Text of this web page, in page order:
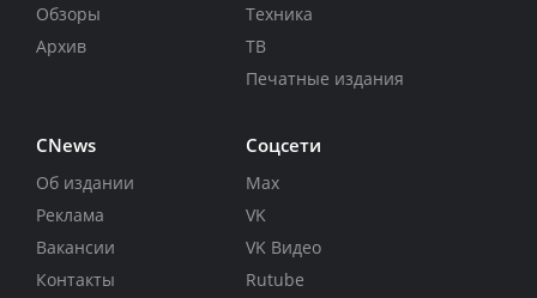
Обзоры
Архив
Техника
ТВ
Печатные издания
CNews
Об издании
Реклама
Вакансии
Контакты
Соцсети
Max
VK
VK Видео
Rutube